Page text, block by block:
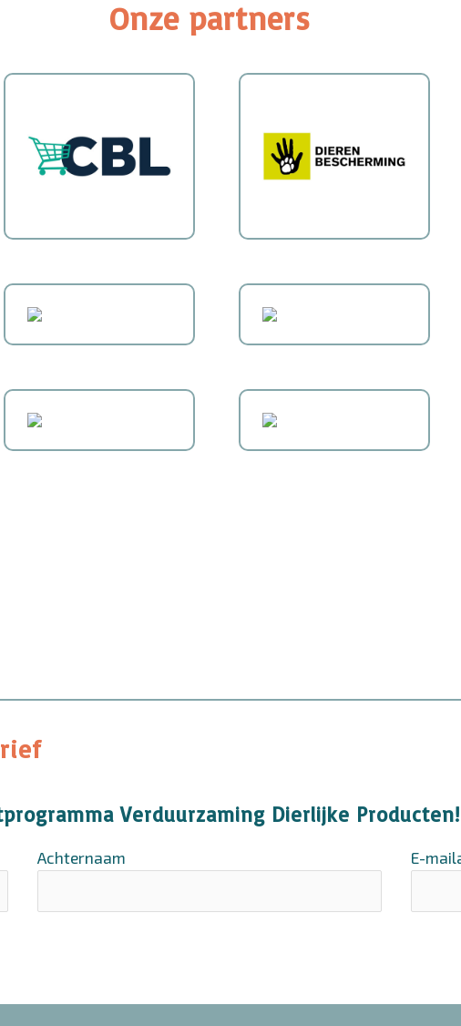
Onze partners
Verduurzaming Dierlijke Producten!
Achternaam E-